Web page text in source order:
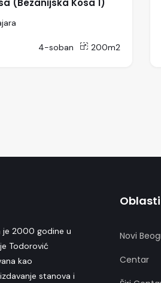
(Bezanijska Kosa 1)
4-soban 200m2
je 2000 godine u
Todorović
kao
stanova i
Oblasti
Novi
Centar